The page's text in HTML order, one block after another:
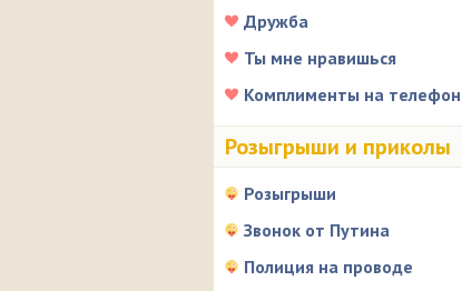
Дружба
Ты мне нравишься
Комплименты на телефон
Розыгрыши и приколы
Розыгрыши
Звонок от Путина
Полиция на проводе